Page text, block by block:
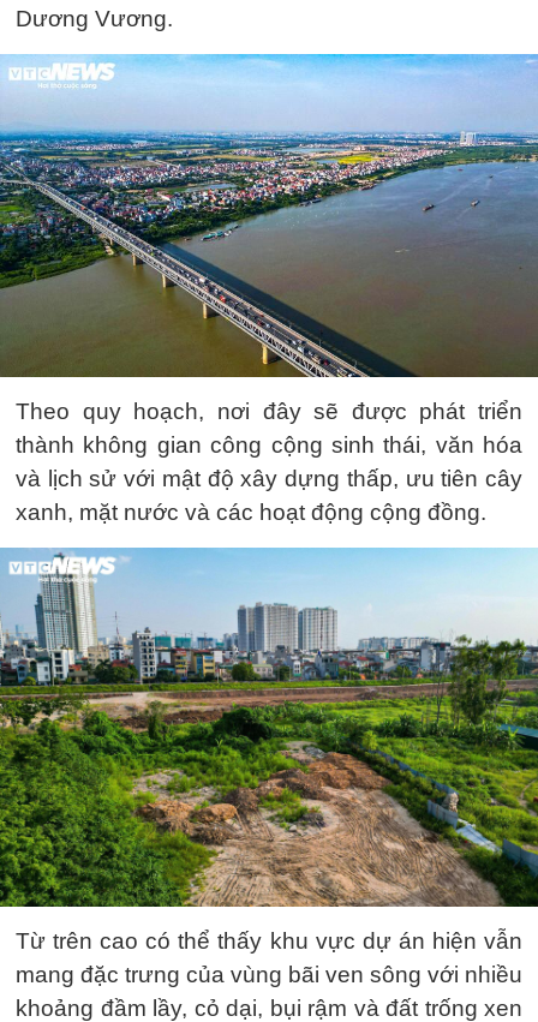
Dương Vương.
Theo quy hoạch, nơi đây sẽ được phát triển
thành không gian công cộng sinh thái, văn hóa
và lịch sử với mật độ xây dựng thấp, ưu tiên cây
xanh, mặt nước và các hoạt động cộng đồng.
Từ trên cao có thể thấy khu vực dự án hiện vẫn
mang đặc trưng của vùng bãi ven sông với nhiều
khoảng đầm lầy, cỏ dại, bụi rậm và đất trống xen